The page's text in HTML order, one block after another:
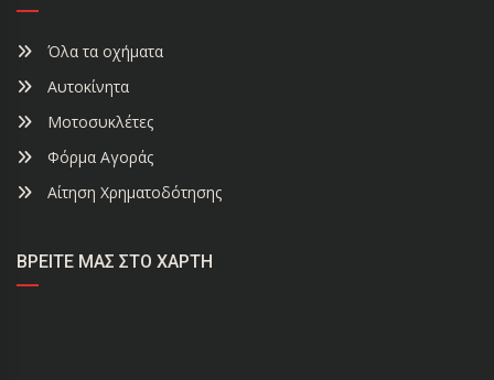
Όλα τα οχήματα
Αυτοκίνητα
Μοτοσυκλέτες
Φόρμα Αγοράς
Αίτηση Χρηματοδότησης
ΒΡΕΊΤΕ ΜΑΣ ΣΤΟ ΧΆΡΤΗ